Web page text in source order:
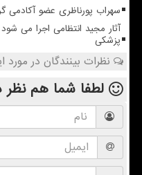
سهراب پورناظری عضو آکادمی
آثار مجید انتظامی اجرا می
پزشکی
نظرات بینندگان در
لطفا شما همنظر